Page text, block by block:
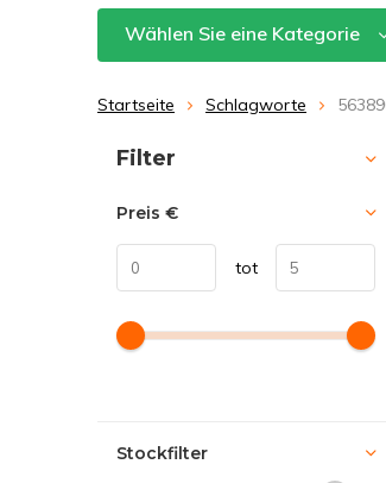
Wählen Sie eine Kategorie
Startseite Schlagworte
Sortieren nach:
Filter
Preis €
tot
Stockfilter